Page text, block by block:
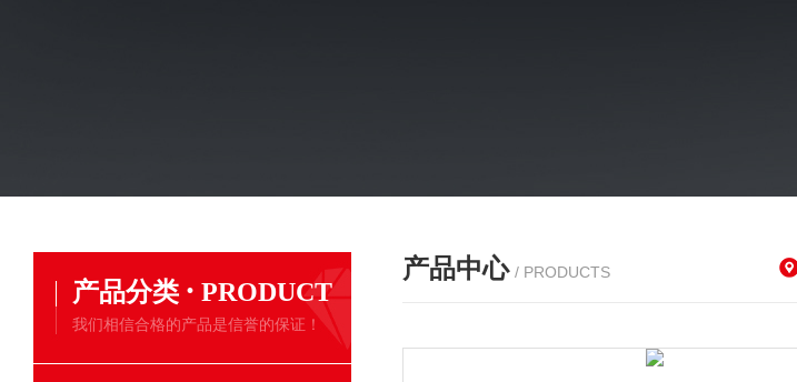
产品分类 · PRODUCT
我们相信合格的产品是信誉的保证！
产品中心 / PRODUCTS